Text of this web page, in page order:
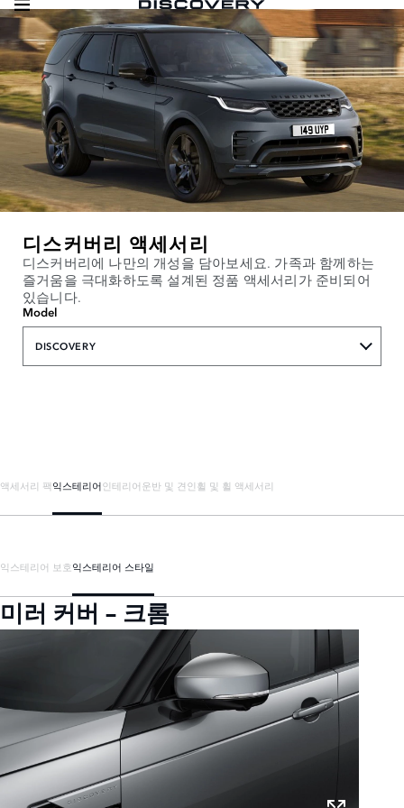
디스커버리 액세서리
디스커버리에 나만의 개성을 담아보세요. 가족과 함께하는
즐거움을 극대화하도록 설계된 정품 액세서리가 준비되어
있습니다.
Model
DISCOVERY
액세서리 팩익스테리어인테리어운반 및 견인휠 및 휠 액세서리
익스테리어 보호익스테리어 스타일
미러 커버 - 크롬